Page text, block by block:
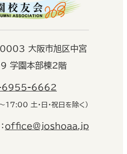
大阪市旭区中宮
学園本部棟2階
6662
17:00 土・日・祝日を除く）
office@joshoaa.jp